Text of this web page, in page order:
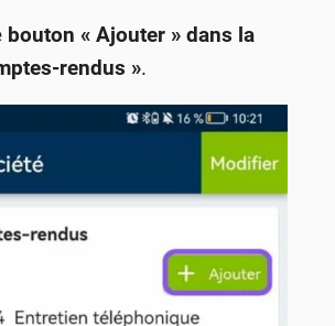
bouton « Ajouter » dans la
rendus ».